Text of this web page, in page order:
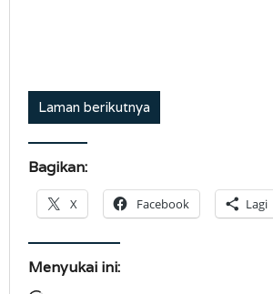
Laman berikutnya
Bagikan:
X Facebook Lagi
Menyukai ini: